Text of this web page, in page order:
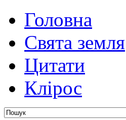
автоГоловна
Свята земля
Цитати
Клірос